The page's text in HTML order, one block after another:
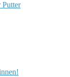
Putter